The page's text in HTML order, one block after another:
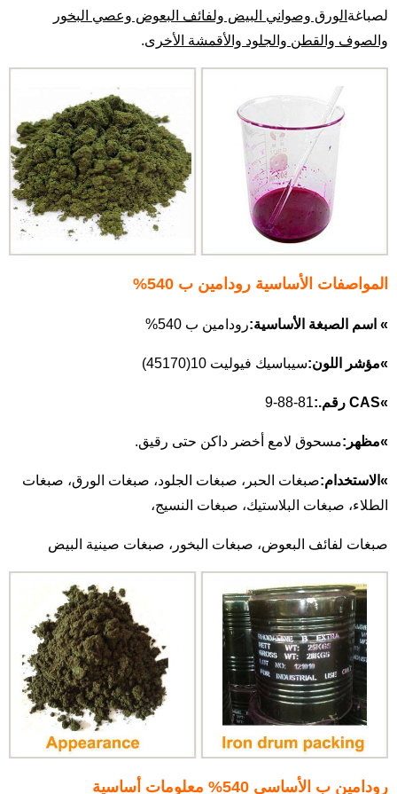
لصباغة الورق وصواني البيض ولفائف البعوض وعصي البخور
والصوف والقطن والجلود والأقمشة الأخرى.
المواصفات الأساسية رودامين ب 540%
» اسم الصبغة الأساسية:رودامين ب 540%
»مؤشر اللون:سيباسيك فيوليت 10(45170)
»CAS رقم.: 81-88-9
»مظهر:مسحوق لامع أخضر داكن حتى رقيق.
» الاستخدام:صبغات الحبر، صبغات الجلود، صبغات الورق، صبغات
الطلاء، صبغات البلاستيك، صبغات النسيج،
صبغات لفائف البعوض، صبغات البخور، صبغات صينية البيض
رودامين ب الأساسي 540% معلومات أساسية